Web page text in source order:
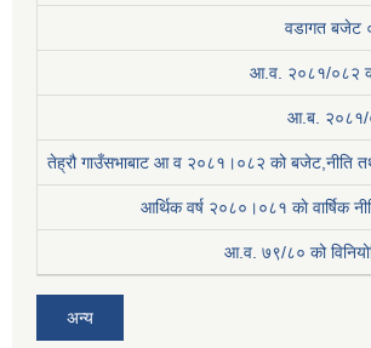
वडागत बजेट
आ.व. २०८१/०८२
आ.ब.
तेह्रौ गाउँसभाबाट आ व २०८१।०८२ को बजेट,नीति
आर्थिक वर्ष २०८०।०८१ काे वार्षिक
आ.व. ७९/८० को
अन्य